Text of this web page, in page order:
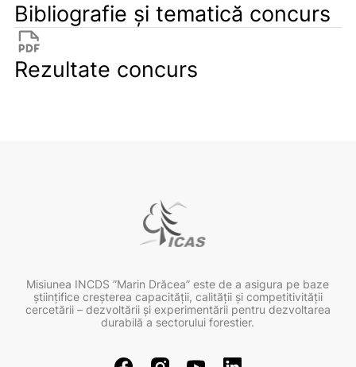
Bibliografie și tematică concurs
Rezultate concurs
Misiunea INCDS ”Marin Drăcea” este de a asigura pe baze
ştiinţifice creşterea capacităţii, calităţii şi competitivităţii
cercetării – dezvoltării şi experimentării pentru dezvoltarea
durabilă a sectorului forestier.